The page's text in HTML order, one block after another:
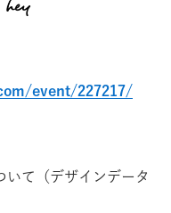
event/227217/
いて（デザインデータ